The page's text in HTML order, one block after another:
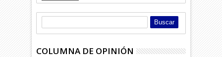
COLUMNA DE OPINIÓN